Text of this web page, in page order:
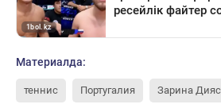
Материалда:
теннис Португалия Зарина Дияс